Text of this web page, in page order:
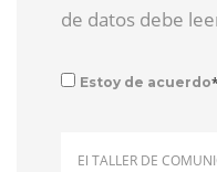
de datos debe
Estoy de acuerdo*
El TALLER DE